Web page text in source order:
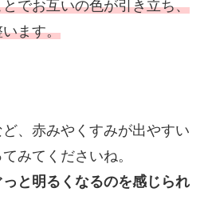
でお互いの色が引き立ち、
ます。
、赤みやくすみが出やすい
みてくださいね。
と明るくなるのを感じられ